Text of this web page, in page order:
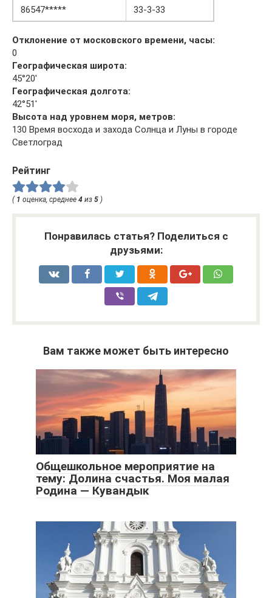
86547***** 33-3-33
Отклонение от московского времени, часы:
0
Географическая широта:
45°20′
Географическая долгота:
42°51′
Высота над уровнем моря, метров:
130 Время восхода и захода Солнца и Луны в городе
Светлоград
Рейтинг
( 1 оценка, среднее 4 из 5 )
Понравилась статья? Поделиться с
друзьями:
Вам также может быть интересно
Общешкольное мероприятие на
тему: Долина счастья. Моя малая
Родина — Кувандык